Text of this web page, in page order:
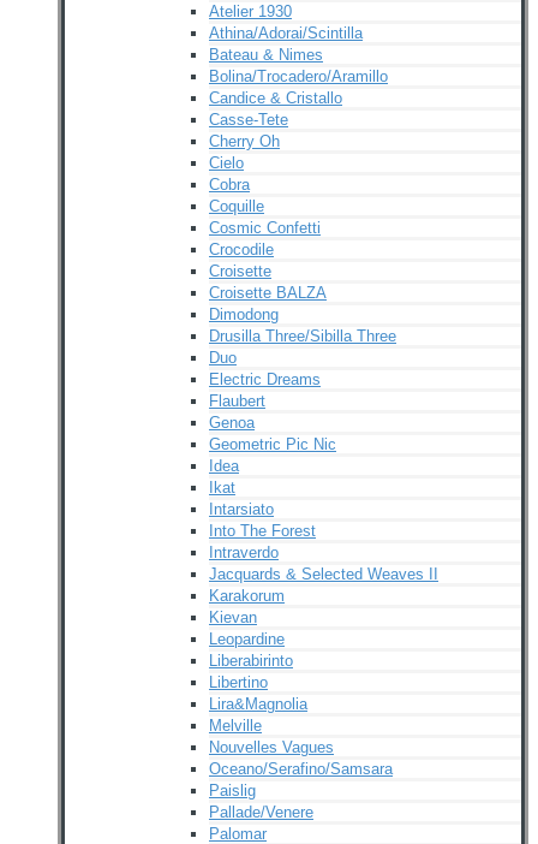
Atelier 1930
Athina/Adorai/Scintilla
Bateau & Nimes
Bolina/Trocadero/Aramillo
Candice & Cristallo
Casse-Tete
Cherry Oh
Cielo
Cobra
Coquille
Cosmic Confetti
Crocodile
Croisette
Croisette BALZA
Dimodong
Drusilla Three/Sibilla Three
Duo
Electric Dreams
Flaubert
Genoa
Geometric Pic Nic
Idea
Ikat
Intarsiato
Into The Forest
Intraverdo
Jacquards & Selected Weaves II
Karakorum
Kievan
Leopardine
Liberabirinto
Libertino
Lira&Magnolia
Melville
Nouvelles Vagues
Oceano/Serafino/Samsara
Paislig
Pallade/Venere
Palomar